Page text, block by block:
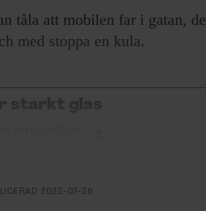
tåla att mobilen far i gatan,
med stoppa en kula.
2022-07-26